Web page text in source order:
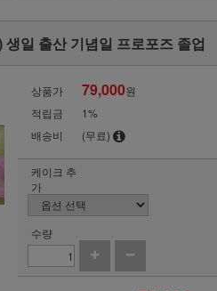
일 출산 기념일 프로포즈 졸업
상품가 79,000원
적립금
1%
배송비
(무료)
케이크 추
가
수량